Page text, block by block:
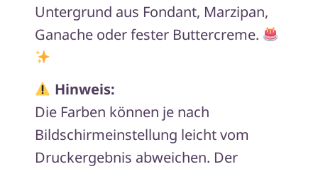
Untergrund aus Fondant, Marzipan,
Ganache oder fester Buttercreme.
Hinweis:
Die Farben können je nach
Bildschirmeinstellung leicht vom
Druckergebnis abweichen. Der